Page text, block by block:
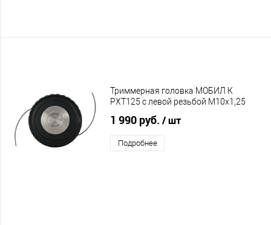
Триммерная головка МОБИЛ К
PXT125 с левой резьбой М10х1,25
1 990 руб. / шт
Подробнее